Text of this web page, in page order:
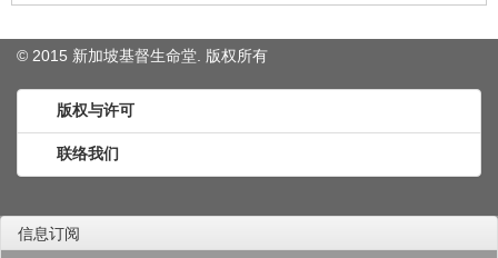
© 2015 新加坡基督生命堂. 版权所有
版权与许可
联络我们
信息订阅